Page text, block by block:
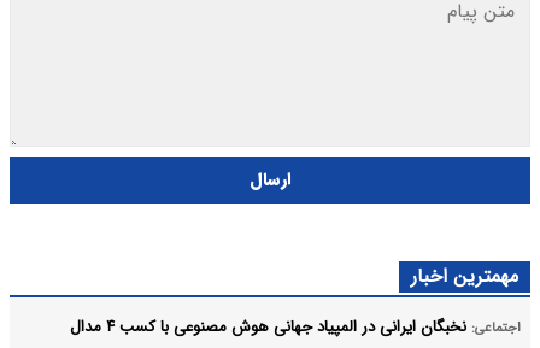
ارسال
مهمترین اخبار
اجتماعی:
نخبگان ایرانی در المپیاد جهانی هوش مصنوعی با کسب ۴ مدال